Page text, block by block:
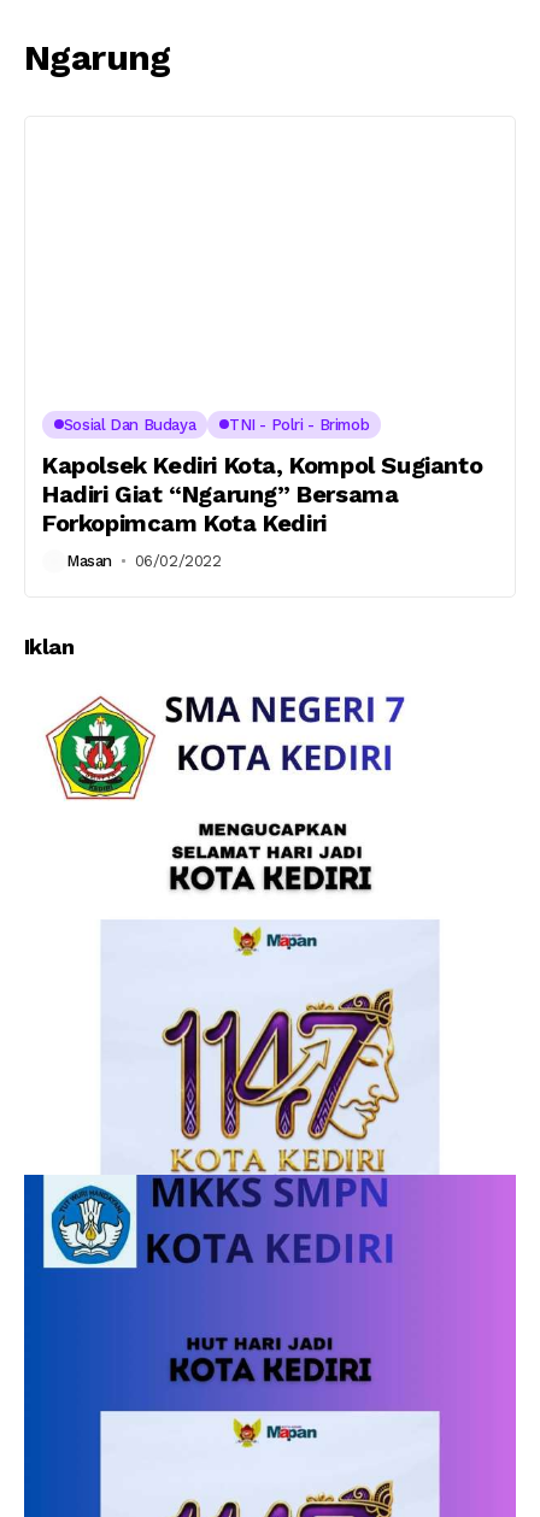
Ngarung
Sosial Dan Budaya TNI - Polri - Brimob
Kapolsek Kediri Kota, Kompol Sugianto
Hadiri Giat “Ngarung” Bersama
Forkopimcam Kota Kediri
Masan 06/02/2022
Iklan